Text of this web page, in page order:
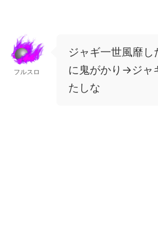
フルスロ
ジャギ一世風靡
に鬼がかり→ジャ
たしな